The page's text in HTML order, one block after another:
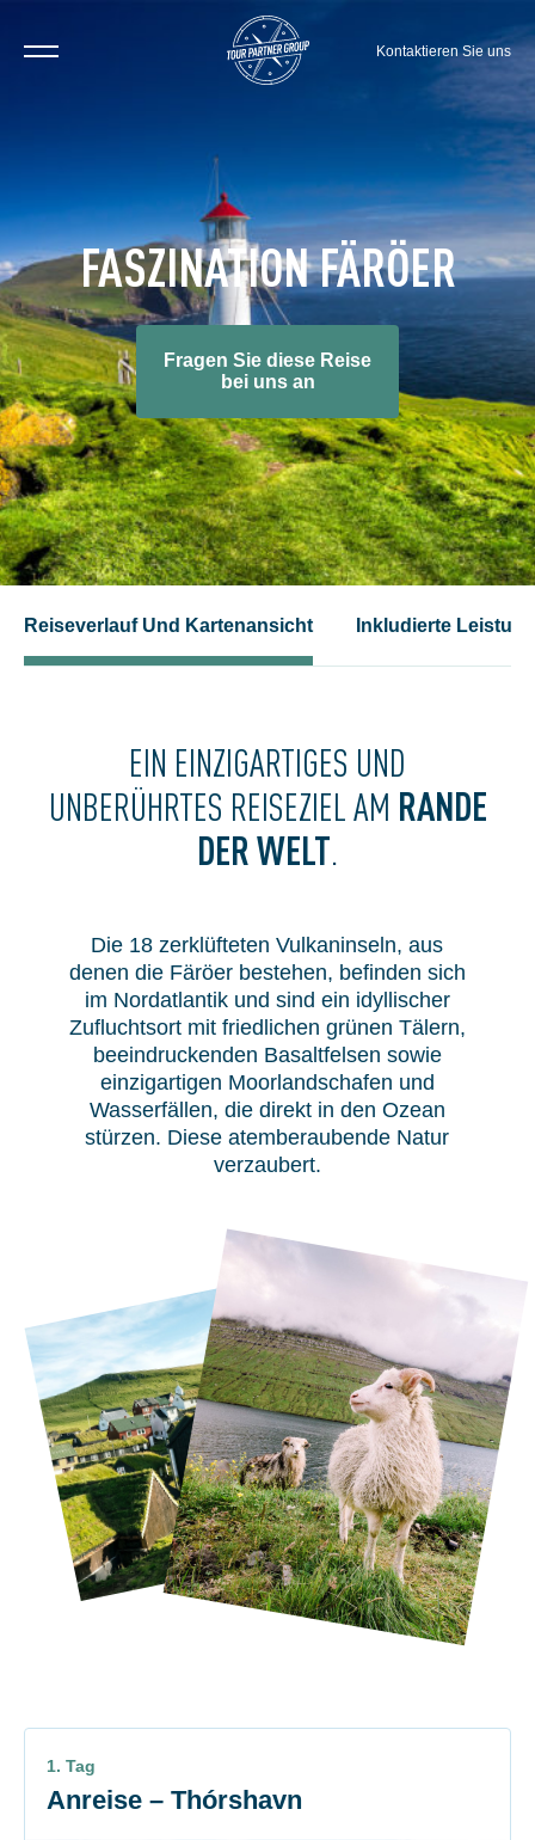
Kontaktieren Sie uns
FASZINATION FÄRÖER
Fragen Sie diese Reise
bei uns an
Reiseverlauf Und Kartenansicht Inkludierte
EIN EINZIGARTIGES UND
UNBERÜHRTES REISEZIEL AM RANDE
DER WELT.
Die 18 zerklüfteten Vulkaninseln, aus
denen die Färöer bestehen, befinden sich
im Nordatlantik und sind ein idyllischer
Zufluchtsort mit friedlichen grünen Tälern,
beeindruckenden Basaltfelsen sowie
einzigartigen Moorlandschafen und
Wasserfällen, die direkt in den Ozean
stürzen. Diese atemberaubende Natur
verzaubert.
1. Tag
Anreise – Thórshavn